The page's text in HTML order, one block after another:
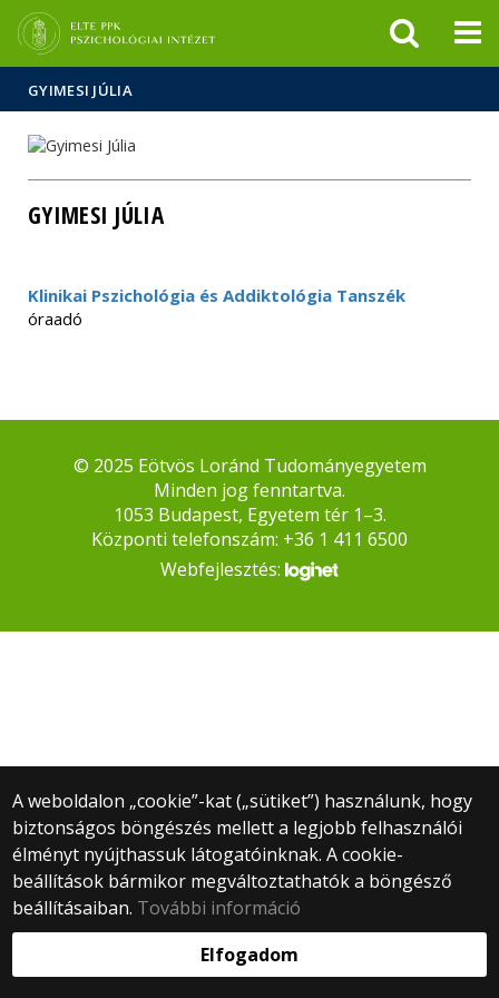
sajtóban
GYIMESI JÚLIA
GYIMESI JÚLIA
Klinikai Pszichológia és Addiktológia Tanszék
óraadó
A weboldalon „cookie”-kat („sütiket”) használunk, hogy
biztonságos böngészés mellett a legjobb felhasználói
élményt nyújthassuk látogatóinknak. A cookie-
beállítások bármikor megváltoztathatók a böngésző
beállításaiban. További információ
Elfogadom
© 2025 Eötvös Loránd Tudományegyetem
Minden jog fenntartva.
1053 Budapest, Egyetem tér 1–3.
Központi telefonszám: +36 1 411 6500
Webfejlesztés: